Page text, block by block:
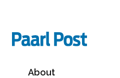
About